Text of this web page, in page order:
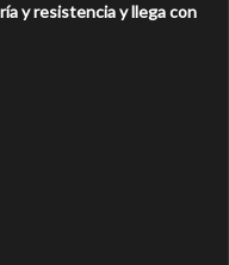
y resistencia y llega con